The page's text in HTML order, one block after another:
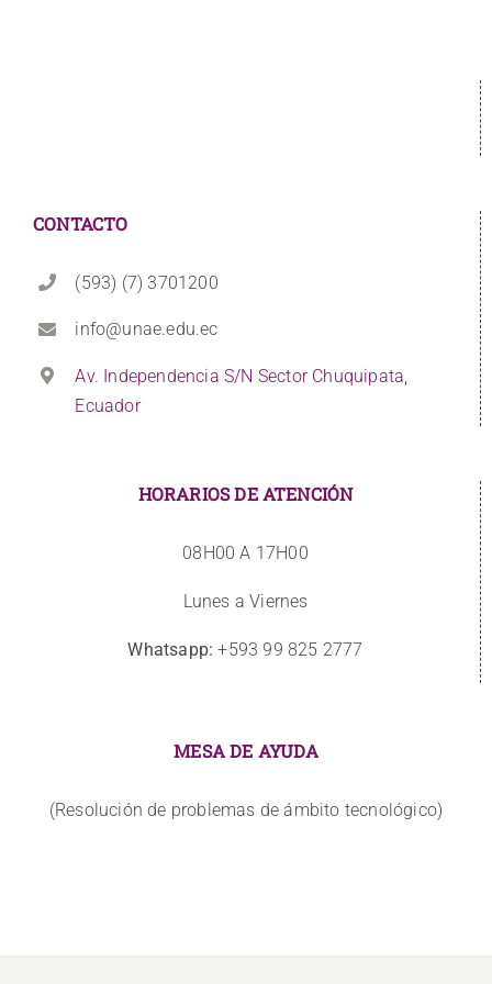
CONTACTO
(593) (7) 3701200
info@unae.edu.ec
Av. Independencia S/N Sector Chuquipata,
Ecuador
HORARIOS DE ATENCIÓN
08H00 A 17H00
Lunes a Viernes
Whatsapp: +593 99 825 2777
MESA DE AYUDA
(Resolución de problemas de ámbito tecnológico)